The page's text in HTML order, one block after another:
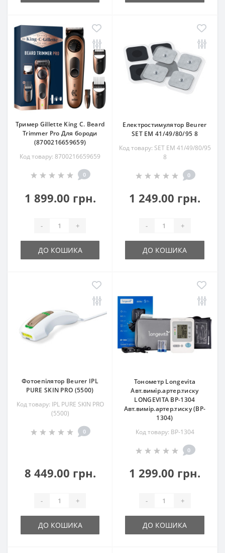
Тример Gillette King C. Beard
Trimmer Pro Для бороди
(8700216659659)
Код товару: 8700216659659
0
1 899.00 грн.
- +
ДО КОШИКА
Електростимулятор Beurer
SET EM 41/49/80/95 8
Код товару: SET EM 41/49/80/95
8
0
1 249.00 грн.
- +
ДО КОШИКА
Фотоепілятор Beurer IPL
PURE SKIN PRO (5500)
Код товару: IPL PURE SKIN PRO
(5500)
0
8 449.00 грн.
- +
ДО КОШИКА
Тонометр Longevita
Авт.вимір.артер.тиску
LONGEVITA BP-1304
Авт.вимір.артер.тиску (BP-
1304)
Код товару: BP-1304
0
1 299.00 грн.
- +
ДО КОШИКА